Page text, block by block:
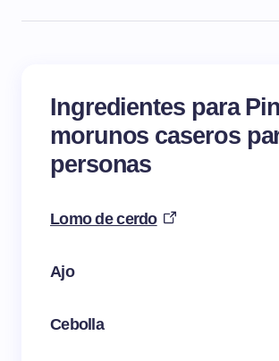
Ingredientes para
morunos caseros
personas
Lomo de cerdo
Ajo
Cebolla